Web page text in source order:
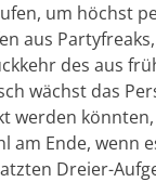
um höchst
aus
des aus
wächst das
werden
am Ende, wenn
Dreier-